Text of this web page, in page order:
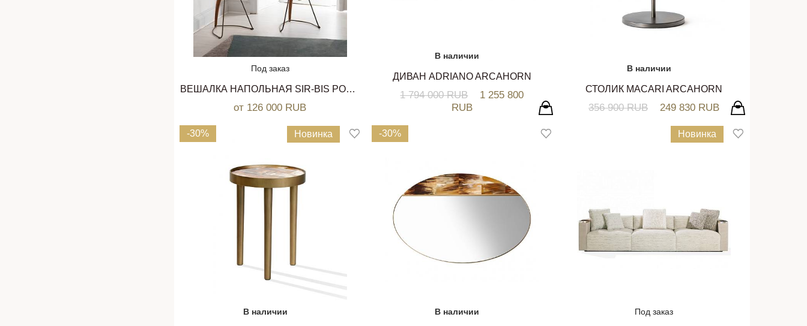
Под заказ
ВЕШАЛКА НАПОЛЬНАЯ SIR-BIS PORADA
от 126 000 RUB
В наличии
ДИВАН ADRIANO ARCAHORN
1 794 000 RUB
1 255 800
RUB
В наличии
СТОЛИК MACARI ARCAHORN
356 900 RUB 249 830 RUB
-30% Новинка
В наличии
-30%
В наличии
Новинка
Под заказ